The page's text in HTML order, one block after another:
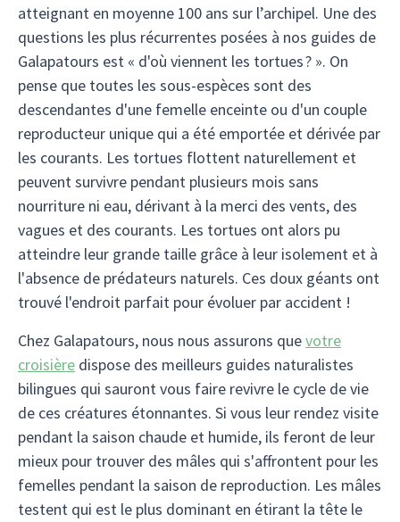
atteignant en moyenne 100 ans sur l’archipel. Une des
questions les plus récurrentes posées à nos guides de
Galapatours est « d'où viennent les tortues ? ». On
pense que toutes les sous-espèces sont des
descendantes d'une femelle enceinte ou d'un couple
reproducteur unique qui a été emportée et dérivée par
les courants. Les tortues flottent naturellement et
peuvent survivre pendant plusieurs mois sans
nourriture ni eau, dérivant à la merci des vents, des
vagues et des courants. Les tortues ont alors pu
atteindre leur grande taille grâce à leur isolement et à
l'absence de prédateurs naturels. Ces doux géants ont
trouvé l'endroit parfait pour évoluer par accident !
Chez Galapatours, nous nous assurons quevotre
croisière dispose des meilleurs guides naturalistes
bilingues qui sauront vous faire revivre le cycle de vie
de ces créatures étonnantes. Si vous leur rendez visite
pendant la saison chaude et humide, ils feront de leur
mieux pour trouver des mâles qui s'affrontent pour les
femelles pendant la saison de reproduction. Les mâles
testent qui est le plus dominant en étirant la tête le